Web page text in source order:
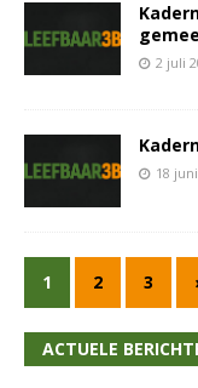
2 juli
18
1 2 3
ACTUELE